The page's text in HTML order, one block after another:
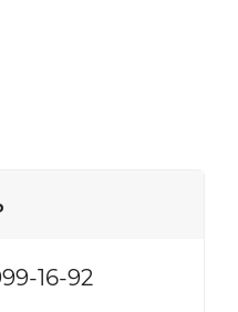
16-92